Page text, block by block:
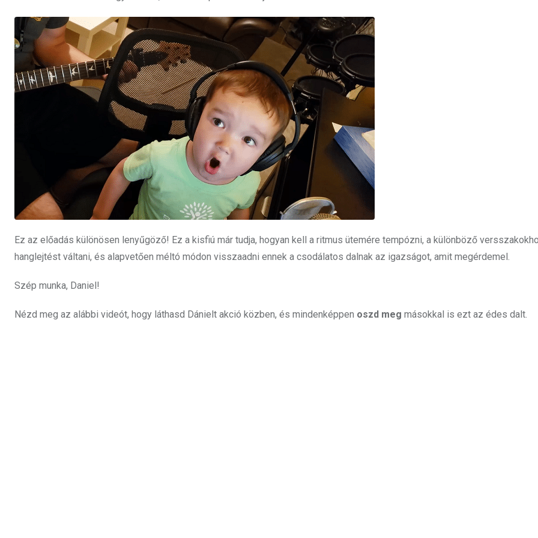
Ez az előadás különösen lenyűgöző! Ez a kisfiú már tudja, hogyan kell a ritmus ütemére tempózni, a különböző
hanglejtést váltani, és alapvetően méltó módon visszaadni ennek a csodálatos dalnak az igazságot, amit megérdemel.
Szép munka, Daniel!
Nézd meg az alábbi videót, hogy láthasd Dánielt akció közben, és mindenképpen oszd meg másokkal is ezt az édes dalt.